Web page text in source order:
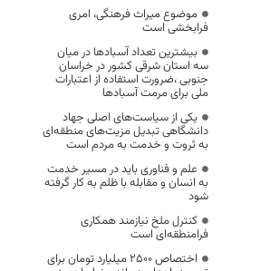
موضوع میراث فرهنگی، امری
فرابخشی است
بیشترین تعداد آسبادها در میان
سه استان شرقی کشور در خراسان
جنوبی ،ضرورت استفاده از اعتبارات
ملی برای مرمت آسبادها
یکی از سیاست‌های اصلی جهاد
دانشگاهی تبدیل مزیت‌های منطقه‌ای
به ثروت و خدمت به مردم است
علم و فناوری باید در مسیر خدمت
به انسان و مقابله با ظلم به کار گرفته
شود
کنترل ملخ نیازمند همکاری
فرامنطقه‌ای است
اختصاص 2500 میلیارد تومان برای